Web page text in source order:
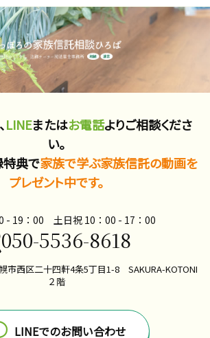
、LINEまたはお電話よりご相談くださ
い。
典で家族で学ぶ家族信託の動画を
プレゼント中です。
- 19：00 土日祝 10：00​ - 17：00
050-5536-8618
市西区二十四軒4条5丁目1-8 SAKURA-KOTONI
２階
LINEでのお問い合わせ